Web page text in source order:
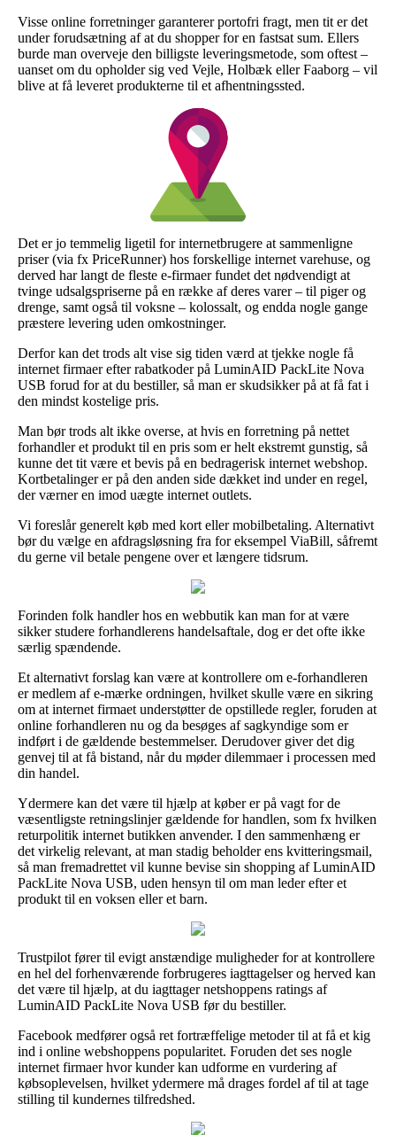
Visse online forretninger garanterer portofri fragt, men tit er det
under forudsætning af at du shopper for en fastsat sum. Ellers
burde man overveje den billigste leveringsmetode, som oftest –
uanset om du opholder sig ved Vejle, Holbæk eller Faaborg – vil
blive at få leveret produkterne til et afhentningssted.
Det er jo temmelig ligetil for internetbrugere at sammenligne
priser (via fx PriceRunner) hos forskellige internet varehuse, og
derved har langt de fleste e-firmaer fundet det nødvendigt at
tvinge udsalgspriserne på en række af deres varer – til piger og
drenge, samt også til voksne – kolossalt, og endda nogle gange
præstere levering uden omkostninger.
Derfor kan det trods alt vise sig tiden værd at tjekke nogle få
internet firmaer efter rabatkoder på LuminAID PackLite Nova
USB forud for at du bestiller, så man er skudsikker på at få fat i
den mindst kostelige pris.
Man bør trods alt ikke overse, at hvis en forretning på nettet
forhandler et produkt til en pris som er helt ekstremt gunstig, så
kunne det tit være et bevis på en bedragerisk internet webshop.
Kortbetalinger er på den anden side dækket ind under en regel,
der værner en imod uægte internet outlets.
Vi foreslår generelt køb med kort eller mobilbetaling. Alternativt
bør du vælge en afdragsløsning fra for eksempel ViaBill, såfremt
du gerne vil betale pengene over et længere tidsrum.
Forinden folk handler hos en webbutik kan man for at være
sikker studere forhandlerens handelsaftale, dog er det ofte ikke
særlig spændende.
Et alternativt forslag kan være at kontrollere om e-forhandleren
er medlem af e-mærke ordningen, hvilket skulle være en sikring
om at internet firmaet understøtter de opstillede regler, foruden at
online forhandleren nu og da besøges af sagkyndige som er
indført i de gældende bestemmelser. Derudover giver det dig
genvej til at få bistand, når du møder dilemmaer i processen med
din handel.
Ydermere kan det være til hjælp at køber er på vagt for de
væsentligste retningslinjer gældende for handlen, som fx hvilken
returpolitik internet butikken anvender. I den sammenhæng er
det virkelig relevant, at man stadig beholder ens kvitteringsmail,
så man fremadrettet vil kunne bevise sin shopping af LuminAID
PackLite Nova USB, uden hensyn til om man leder efter et
produkt til en voksen eller et barn.
Trustpilot fører til evigt anstændige muligheder for at kontrollere
en hel del forhenværende forbrugeres iagttagelser og herved kan
det være til hjælp, at du iagttager netshoppens ratings af
LuminAID PackLite Nova USB før du bestiller.
Facebook medfører også ret fortræffelige metoder til at få et kig
ind i online webshoppens popularitet. Foruden det ses nogle
internet firmaer hvor kunder kan udforme en vurdering af
købsoplevelsen, hvilket ydermere må drages fordel af til at tage
stilling til kundernes tilfredshed.